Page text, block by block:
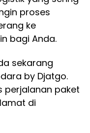
proses
ke
bagi Anda.
sekarang
by Djatgo.
perjalanan paket
di